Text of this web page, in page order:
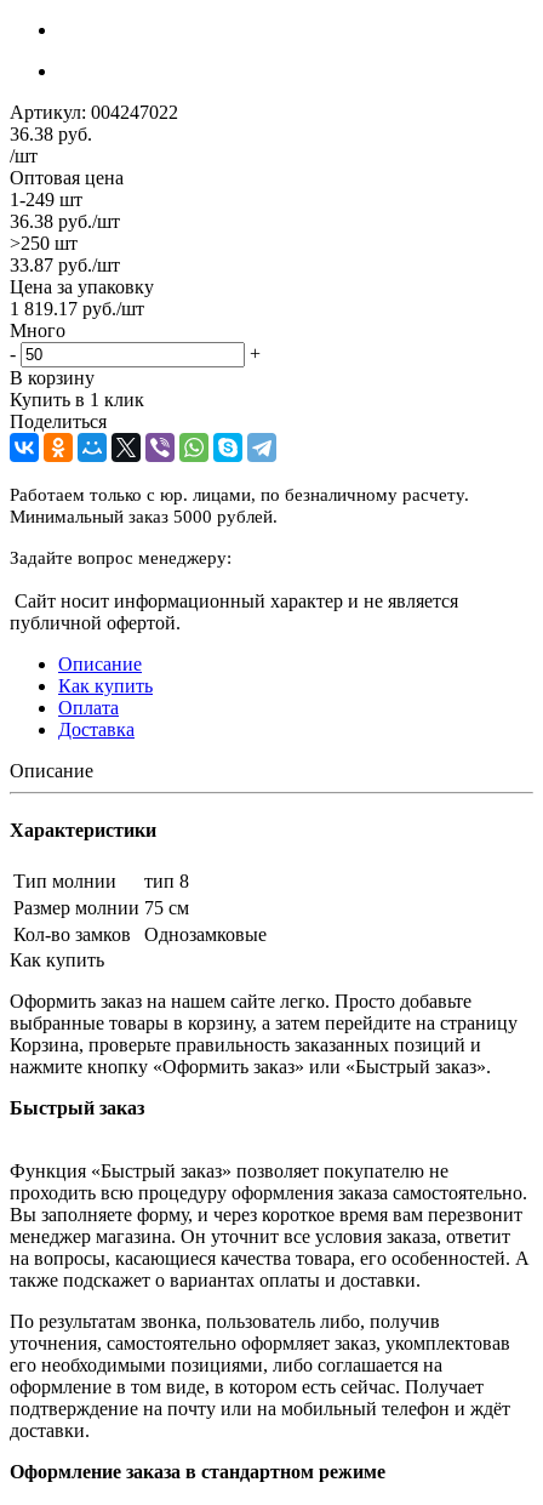
Артикул: 004247022
36.38 руб.
/шт
Оптовая цена
1-249 шт
36.38 руб./шт
>250 шт
33.87 руб./шт
Цена за упаковку
1 819.17 руб./шт
Много
-
+
В корзину
Купить в 1 клик
Поделиться
Работаем только с юр. лицами, по безналичному расчету.
Минимальный заказ 5000 рублей.
Задайте вопрос менеджеру:
Сайт носит информационный характер и не является
публичной офертой.
Описание
Как купить
Оплата
Доставка
Описание
Характеристики
Тип молнии
тип 8
Размер молнии 75 см
Кол-во замков
Однозамковые
Как купить
Оформить заказ на нашем сайте легко. Просто добавьте
выбранные товары в корзину, а затем перейдите на страницу
Корзина, проверьте правильность заказанных позиций и
нажмите кнопку «Оформить заказ» или «Быстрый заказ».
Быстрый заказ
Функция «Быстрый заказ» позволяет покупателю не
проходить всю процедуру оформления заказа самостоятельно.
Вы заполняете форму, и через короткое время вам перезвонит
менеджер магазина. Он уточнит все условия заказа, ответит
на вопросы, касающиеся качества товара, его особенностей. А
также подскажет о вариантах оплаты и доставки.
По результатам звонка, пользователь либо, получив
уточнения, самостоятельно оформляет заказ, укомплектовав
его необходимыми позициями, либо соглашается на
оформление в том виде, в котором есть сейчас. Получает
подтверждение на почту или на мобильный телефон и ждёт
доставки.
Оформление заказа в стандартном режиме